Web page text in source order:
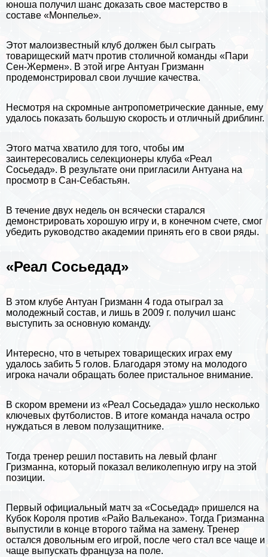
юноша получил шанс доказать свое мастерство в
составе «Монпелье».
Этот малоизвестный клуб должен был сыграть
товарищеский матч против столичной комaнды «Пари
Сен-Жермен». В этой игре Антуан Гризманн
продемонстрировал свои лучшие качества.
Несмотря на скромные антропометрические данные, ему
удалось показать большую скорость и отличный дриблинг.
Этого матча хватило для того, чтобы им
заинтересовались селекционеры клуба «Реал
Сосьедад». В результате они пригласили Антуана на
просмотр в Сан-Себастьян.
В течение двух недель он всячески старался
демонстрировать хорошую игру и, в конечном счете, смог
убедить руководство академии принять его в свои ряды.
«Реал Сосьедад»
В этом клубе Антуан Гризманн 4 года отыграл за
молодежный состав, и лишь в 2009 г. получил шанс
выступить за основную комaнду.
Интересно, что в четырех товарищеских играх ему
удалось забить 5 голов. Благодаря этому на молодого
игрока начали обращать более пристальное внимание.
В скором времени из «Реал Сосьедада» ушло несколько
ключевых футболистов. В итоге комaнда начала остро
нуждаться в левом полузащитнике.
Тогда тренер решил поставить на левый фланг
Гризманна, который показал великолепную игру на этой
позиции.
Первый официальный матч за «Сосьедад» пришелся на
Кубок Короля против «Райо Вальекано». Тогда Гризманна
выпустили в конце второго тайма на замену. Тренер
остался довольным его игрой, после чего стал все чаще и
чаще выпускать француза на поле.